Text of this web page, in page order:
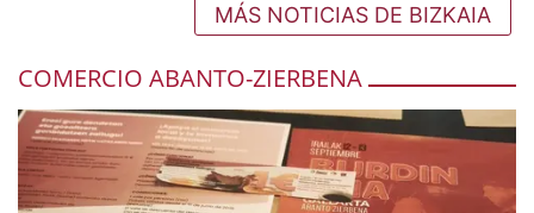
MÁS NOTICIAS DE BIZKAIA
COMERCIO ABANTO-ZIERBENA